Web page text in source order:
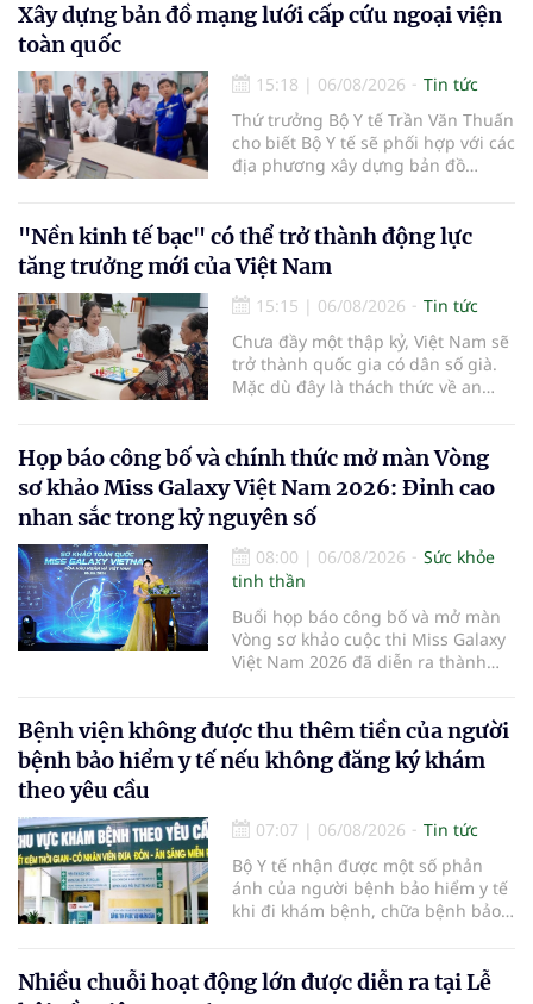
Xây dựng bản đồ mạng lưới cấp cứu ngoại viện
toàn quốc
15:18 | 06/08/2026
Tin tức
Thứ trưởng Bộ Y tế Trần Văn Thuấn
cho biết Bộ Y tế sẽ phối hợp với các
địa phương xây dựng bản đồ
thiện cơ chế tài chính và đa dạng
hóa phương tiện nhằm nâng cao
năng lực cấp cứu trước viện trên
phạm vi cả nước.
"Nền kinh tế bạc" có thể trở thành động lực
tăng trưởng mới của Việt Nam
15:15 | 06/08/2026
Tin tức
Chưa đầy một thập kỷ, Việt Nam sẽ
trở thành quốc gia có dân số già.
Mặc dù đây là thách thức về an
có giá trị hàng tỷ USD.
Họp báo công bố và chính thức mở màn Vòng
sơ khảo Miss Galaxy Việt Nam 2026: Đỉnh cao
nhan sắc trong kỷ nguyên số
08:00 | 06/08/2026
Sức khỏe
tinh thần
Buổi họp báo công bố và mở màn
Vòng sơ khảo cuộc thi Miss Galaxy
Việt Nam 2026 đã diễn ra thành
sắc quy mô, khác biệt và tiên
phong – nơi tôn vinh vẻ đẹp thời
đại mới kết hợp giữa Tri thức, Bản
Bệnh viện không được thu thêm tiền của người
bệnh bảo hiểm y tế nếu không đăng ký khám
theo yêu cầu
07:07 | 06/08/2026
Tin tức
Bộ Y tế nhận được một số phản
ánh của người bệnh bảo hiểm y tế
khi đi khám bệnh, chữa bệnh bảo
bệnh, chữa bệnh theo yêu cầu
Nhiều chuỗi hoạt động lớn được diễn ra tại Lễ